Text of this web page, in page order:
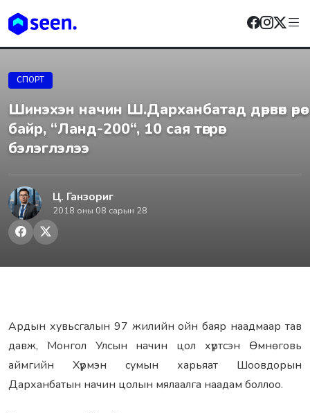
СПОРТ
Шинэхэн начин Ш.Дарханбатад дөрвөн өрөө
байр, “Ланд-200“, 10 сая төгрөг
бэлэглэлээ
Ц. Ганзориг
2018 оны 08 сарын 28
Ардын хувьсгалын 97 жилийн ойн баяр наадмаар тав
давж, Монгол Улсын начин цол хүртсэн Өмнөговь
аймгийн Хүрмэн сумын харьяат Шоовдорын
Дарханбатын начин цолын мялаалга наадам боллоо.